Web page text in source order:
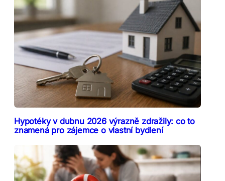
Hypotéky v dubnu 2026 výrazně zdražily: co to
znamená pro zájemce o vlastní bydlení